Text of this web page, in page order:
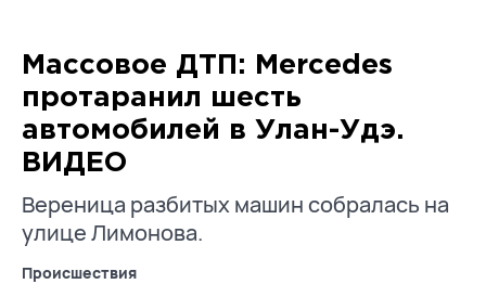
Массовое ДТП: Mercedes
протаранил шесть
автомобилей в Улан-Удэ.
ВИДЕО
Вереница разбитых машин собралась на
улице Лимонова.
Происшествия